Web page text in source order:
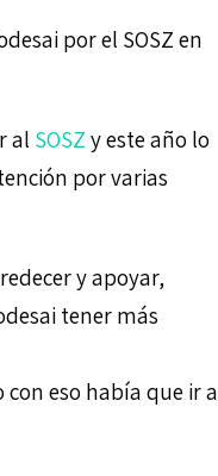
por el SOSZ en
al SOSZ y este año lo
por varias
y apoyar,
tener más
eso había que ir a